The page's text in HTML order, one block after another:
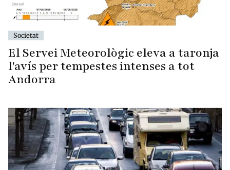
Societat
El Servei Meteorològic eleva a taronja
l'avís per tempestes intenses a tot
Andorra